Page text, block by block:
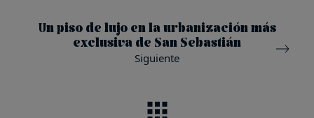
Un piso de lujo en la urbanización más
exclusiva de San Sebastián
Siguiente